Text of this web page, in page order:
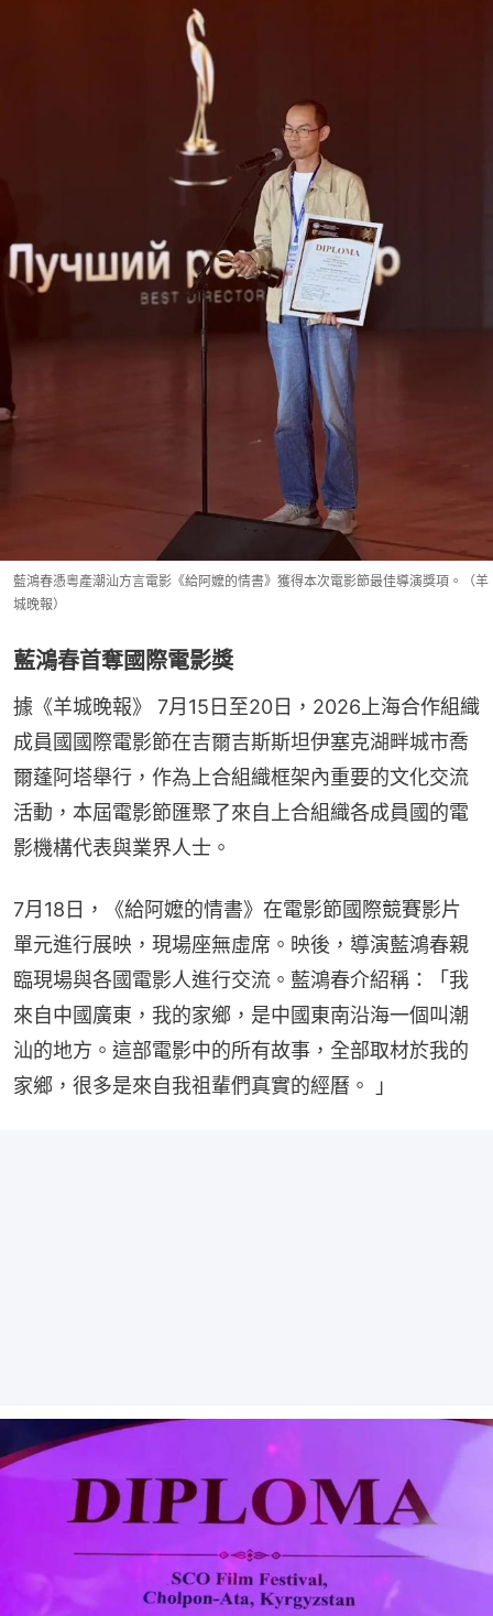
藍鴻春憑粵產潮汕方言電影《給阿嬤的情書》獲得本次電影節最佳導演獎項。（羊
城晚報）
藍鴻春首奪國際電影獎
據《羊城晚報》 7月15日至20日，2026上海合作組織
成員國國際電影節在吉爾吉斯斯坦伊塞克湖畔城市喬
爾蓬阿塔舉行，作為上合組織框架內重要的文化交流
活動，本屆電影節匯聚了來自上合組織各成員國的電
影機構代表與業界人士。
7月18日，《給阿嬤的情書》在電影節國際競賽影片
單元進行展映，現場座無虛席。映後，導演藍鴻春親
臨現場與各國電影人進行交流。藍鴻春介紹稱：「我
來自中國廣東，我的家鄉，是中國東南沿海一個叫潮
汕的地方。這部電影中的所有故事，全部取材於我的
家鄉，很多是來自我祖輩們真實的經曆。 」